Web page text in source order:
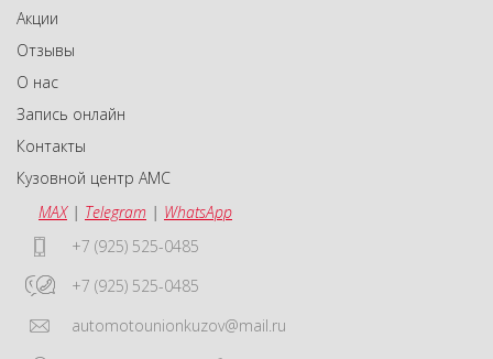
Акции
Отзывы
О нас
Запись онлайн
Контакты
Кузовной центр АМС
MAX| Telegram | WhatsApp
+7 (925) 525-0485
+7 (925) 525-0485
automotounionkuzov@mail.ru